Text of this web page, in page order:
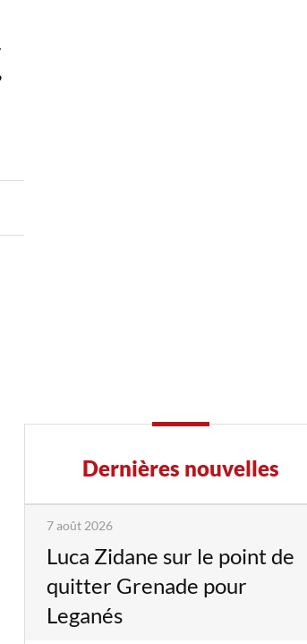
Dernières nouvelles
7 août 2026
Luca Zidane sur le point de
quitter Grenade pour
Leganés